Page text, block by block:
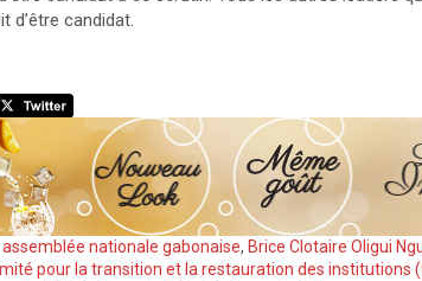
d’être candidat.
assemblée nationale gabonaise, Brice Clotaire Oligui
pour la transition et la restauration des institutions